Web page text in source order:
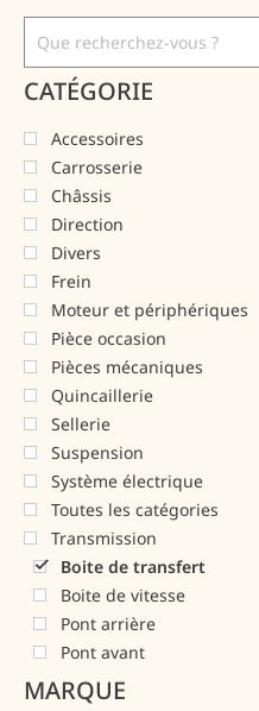
CATÉGORIE
Accessoires
Carrosserie
Châssis
Direction
Divers
Frein
Moteur et périphériques
Pièce occasion
Pièces mécaniques
Quincaillerie
Sellerie
Suspension
Système électrique
Toutes les catégories
Transmission
Boite de transfert
Boite de vitesse
Pont arrière
Pont avant
MARQUE